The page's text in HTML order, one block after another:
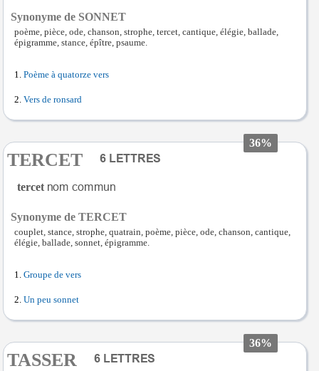
Synonyme de SONNET
poème, pièce, ode, chanson, strophe, tercet, cantique, élégie, ballade,
épigramme, stance, épître, psaume.
Poème à quatorze vers
Vers de ronsard
36%
TERCET
tercet
Synonyme de TERCET
couplet, stance, strophe, quatrain, poème, pièce, ode, chanson, cantique,
élégie, ballade, sonnet, épigramme.
Groupe de vers
Un peu sonnet
36%
TASSER